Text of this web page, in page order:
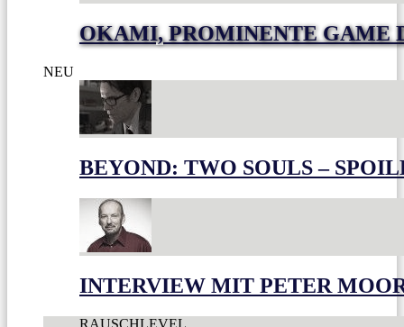
OKAMI, PROMINENTE GAME
NEU
BEYOND: TWO SOULS –
INTERVIEW MIT PETER
RAUSCHLEVEL